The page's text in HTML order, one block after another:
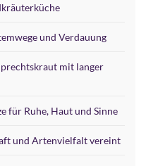
und Verdauung
mit langer
für Ruhe, Haut und Sinne
und Artenvielfalt vereint